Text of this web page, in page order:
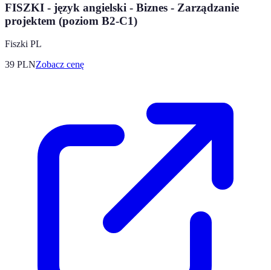
FISZKI - język angielski - Biznes - Zarządzanie
projektem (poziom B2-C1)
Fiszki PL
39 PLNZobacz cenę